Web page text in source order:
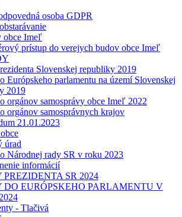
osoba GDPR
obce Imeľ
prístup do verejych budov obce Imeľ
Slovenskej republiky 2019
Európskeho parlamentu na území Slovenskej
2019
orgánov samosprávy obce Imeľ 2022
orgánov samosprávnych krajov
21.01.2023
úrad
Národnej rady SR v roku 2023
informácií
SR 2024
DO EURÓPSKEHO PARLAMENTU V
- Tlačivá